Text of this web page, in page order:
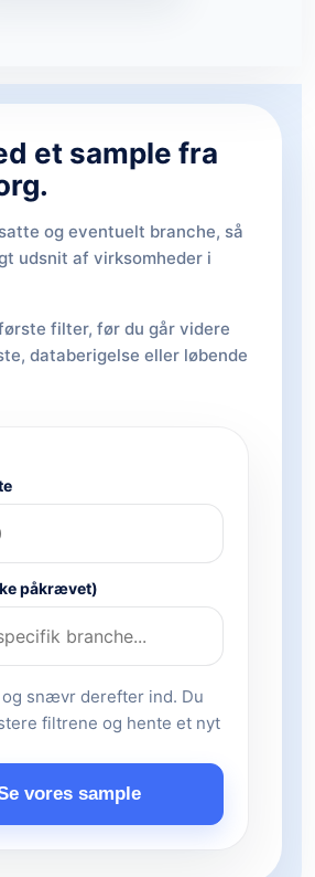
et sample fra
og eventuelt branche, så
udsnit af virksomheder i
filter, før du går videre
databerigelse eller løbende
påkrævet)
snævr derefter ind. Du
filtrene og hente et nyt
vores sample